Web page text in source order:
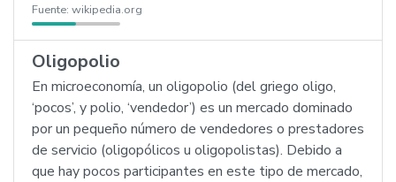
Fuente: wikipedia.org
Oligopolio
En microeconomía, un oligopolio (del griego oligo,
‘pocos’, y polio, ‘vendedor’) es un mercado dominado
por un pequeño número de vendedores o prestadores
de servicio (oligopólicos u oligopolistas). Debido a
que hay pocos participantes en este tipo de mercado,